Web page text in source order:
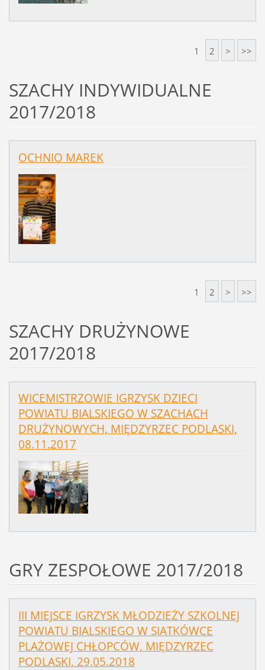
1 2 > >>
SZACHY INDYWIDUALNE
2017/2018
OCHNIO MAREK
1 2 > >>
SZACHY DRUŻYNOWE
2017/2018
WICEMISTRZOWIE IGRZYSK DZIECI
POWIATU BIALSKIEGO W SZACHACH
DRUŻYNOWYCH, MIĘDZYRZEC PODLASKI,
08.11.2017
GRY ZESPOŁOWE 2017/2018
III MIEJSCE IGRZYSK MŁODZIEŻY SZKOLNEJ
POWIATU BIALSKIEGO W SIATKÓWCE
PLAŻOWEJ CHŁOPCÓW, MIĘDZYRZEC
PODLASKI, 29.05.2018